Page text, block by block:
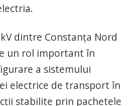
dintre Constanța Nord
un rol important în
a sistemului
electrice de transport în
stabilite prin pachetele